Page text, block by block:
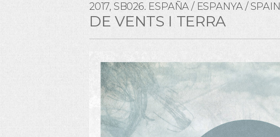
2017, SB026. ESPAÑA / ESPANYA / SPAIN
DE VENTS I TERRA